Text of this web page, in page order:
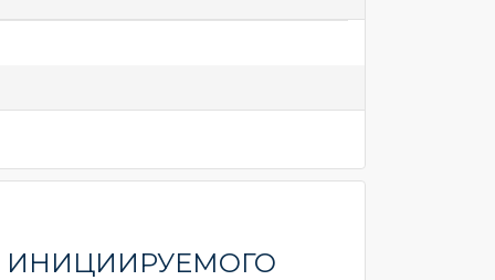
ИНИЦИИРУЕМОГО